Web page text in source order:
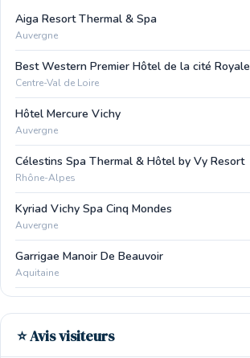
Aiga Resort Thermal & Spa
Auvergne
Best Western Premier Hôtel de la cité Royale
Centre-Val de Loire
Hôtel Mercure Vichy
Auvergne
Célestins Spa Thermal & Hôtel by Vy Resort
Rhône-Alpes
Kyriad Vichy Spa Cinq Mondes
Auvergne
Garrigae Manoir De Beauvoir
Aquitaine
⭐ Avis visiteurs